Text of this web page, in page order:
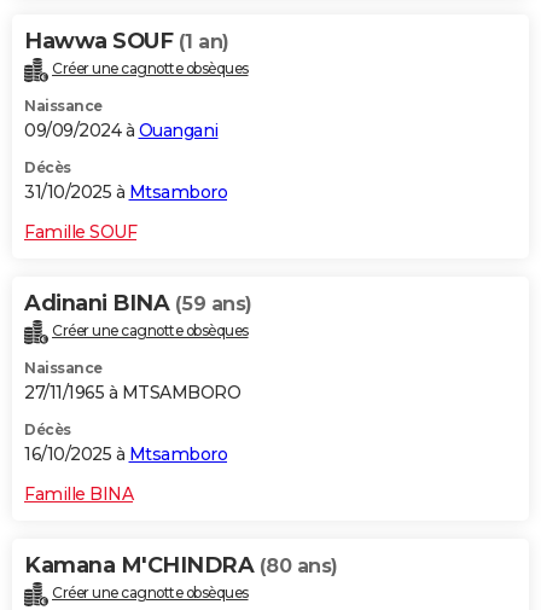
Hawwa SOUF (1 an)
Créer une cagnotte obsèques
Naissance
09/09/2024 à Ouangani
Décès
31/10/2025 à Mtsamboro
Famille SOUF
Adinani BINA (59 ans)
Créer une cagnotte obsèques
Naissance
27/11/1965 à MTSAMBORO
Décès
16/10/2025 à Mtsamboro
Famille BINA
Kamana M'CHINDRA (80 ans)
Créer une cagnotte obsèques